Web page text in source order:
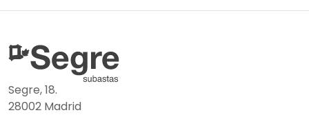
Segre, 18.
28002 Madrid